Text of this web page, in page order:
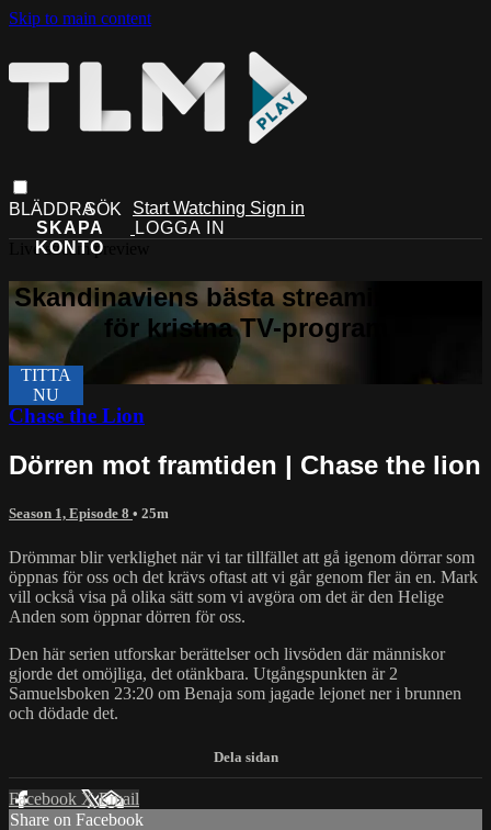
Skip to main content
Start Watching Sign in
Live stream preview
Chase the Lion
Dörren mot framtiden | Chase the lion
Season 1, Episode 8 • 25m
Drömmar blir verklighet när vi tar tillfället att gå igenom dörrar som
öppnas för oss och det krävs oftast att vi går genom fler än en. Mark
vill också visa på olika sätt som vi avgöra om det är den Helige
Anden som öppnar dörren för oss.
Den här serien utforskar berättelser och livsöden där människor
gjorde det omöjliga, det otänkbara. Utgångspunkten är 2
Samuelsboken 23:20 om Benaja som jagade lejonet ner i brunnen
och dödade det.
Facebook XEmail
Share on Facebook